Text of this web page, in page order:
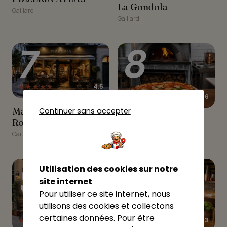
Gaillard
La Gondola
La Gondola
Gaillard
Mamma Rosa...Pizzeria
7
★★★★★ 4.5
Mamma
Rosa...Pizzeria
Gaillard
8
3.16
Gaillard
9
★★★☆☆ 3
10
★★★☆☆ 3
Continuer sans accepter
Utilisation des cookies sur notre
site internet
Pour utiliser ce site internet, nous
utilisons des cookies et collectons
certaines données. Pour être